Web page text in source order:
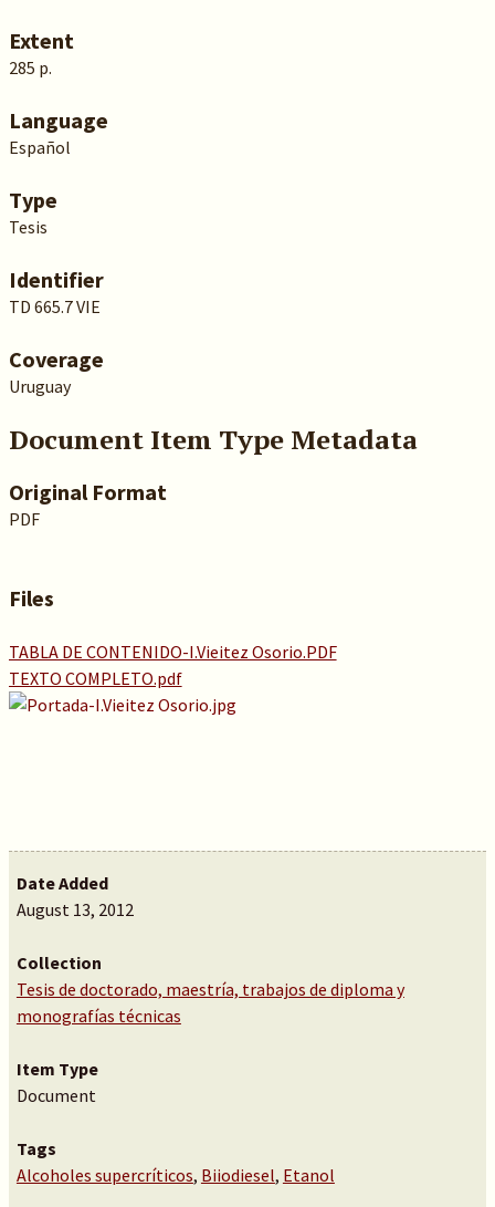
Extent
285 p.
Language
Español
Type
Tesis
Identifier
TD 665.7 VIE
Coverage
Uruguay
Document Item Type Metadata
Original Format
PDF
Files
TABLA DE CONTENIDO-I.Vieitez Osorio.PDF
TEXTO COMPLETO.pdf
Date Added
August 13, 2012
Collection
Tesis de doctorado, maestría, trabajos de diploma y
monografías técnicas
Item Type
Document
Tags
Alcoholes supercríticos, Biiodiesel, Etanol